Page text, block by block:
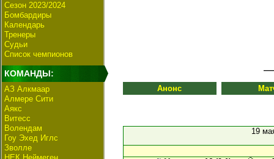
Сезон 2023/2024
Бомбардиры
Календарь
Тренеры
Судьи
Список чемпионов
КОМАНДЫ:
АЗ Алкмаар
Алмере Сити
Аякс
Витесс
Волендам
Гоу Эхед Иглс
Зволле
Анонс
19